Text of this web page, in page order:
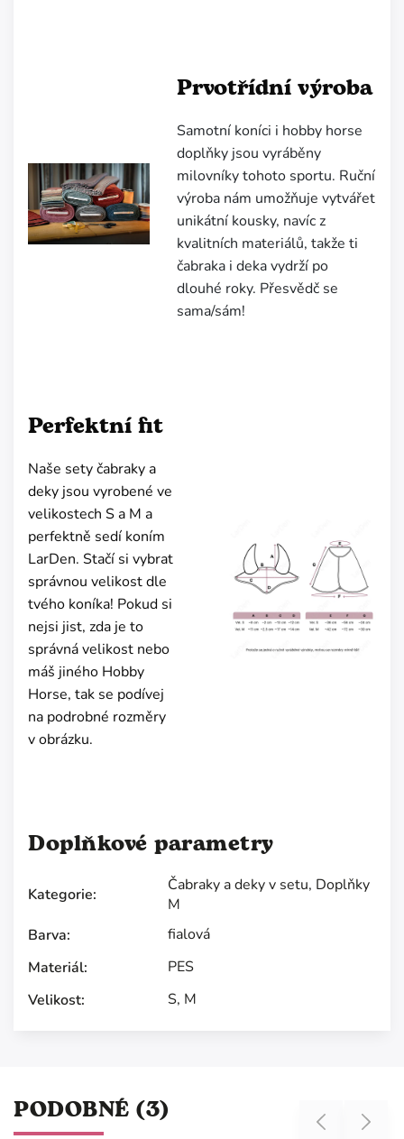
Prvotřídní výroba
Samotní koníci i hobby horse
doplňky jsou vyráběny
milovníky tohoto sportu. Ruční
výroba nám umožňuje vytvářet
unikátní kousky, navíc z
kvalitních materiálů, takže ti
čabraka i deka vydrží po
dlouhé roky. Přesvědč se
sama/sám!
Perfektní fit
Naše sety čabraky a
deky jsou vyrobené ve
velikostech S a M a
perfektně sedí koním
LarDen. Stačí si vybrat
správnou velikost dle
tvého koníka! Pokud si
nejsi jist, zda je to
správná velikost nebo
máš jiného Hobby
Horse, tak se podívej
na podrobné rozměry
v obrázku.
Doplňkové parametry
Kategorie: Čabraky a deky v setu, Doplňky
M
Barva:
fialová
Materiál:
PES
Velikost: S, M
PODOBNÉ (3) Previous Next